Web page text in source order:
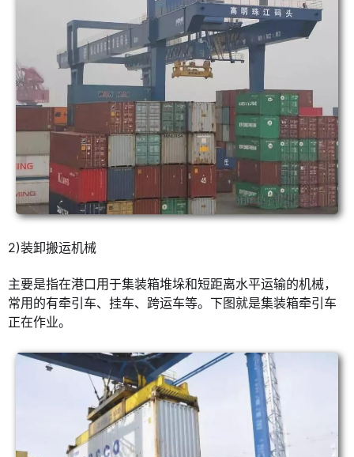
2)装卸搬运机械
主要是指在港口用于集装箱堆垛和短距离水平运输的机械，
常用的有牵引车、挂车、跨运车等。下图就是集装箱牵引车
正在作业。